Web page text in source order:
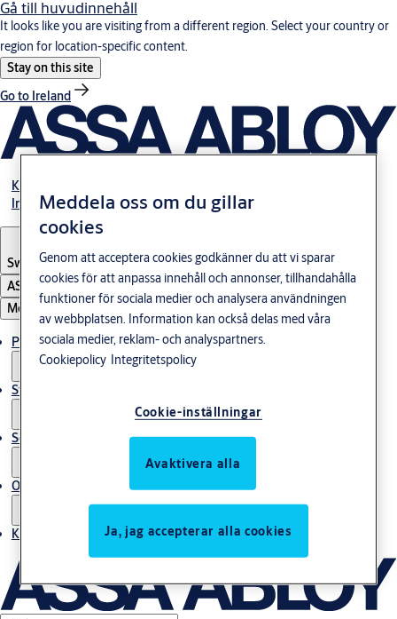
Gå till huvudinnehåll
It looks like you are visiting from a different region. Select your country or
region for location-specific content.
Stay on this site
Go to Ireland
Karriär
Investerare
Sweden·Svenska
ASSA ABLOY Group
Meny
Produkter och lösningar
Stories
Service
Om oss
Kontakta oss
Meddela oss om du gillar
cookies
Genom att acceptera cookies godkänner du att vi sparar
cookies för att anpassa innehåll och annonser, tillhandahålla
funktioner för sociala medier och analysera användningen
av webbplatsen. Information kan också delas med våra
sociala medier, reklam- och analyspartners.
Cookiepolicy Integritetspolicy
Cookie-inställningar
Avaktivera alla
Ja, jag accepterar alla cookies